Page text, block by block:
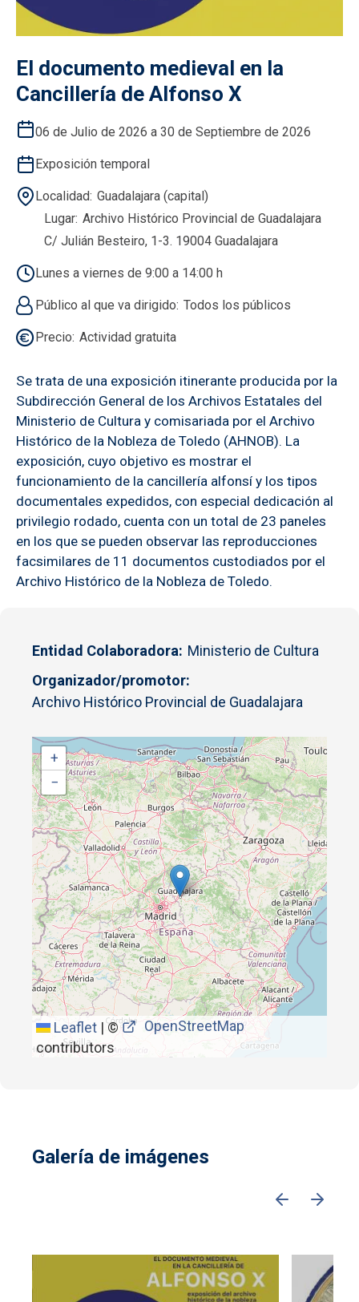
El documento medieval en la
Cancillería de Alfonso X
06 de Julio de 2026 a 30 de Septiembre de 2026
Exposición temporal
Localidad Guadalajara (capital)
Lugar Archivo Histórico Provincial de Guadalajara
C/ Julián Besteiro, 1-3. 19004 Guadalajara
Lunes a viernes de 9:00 a 14:00 h
Público al que va dirigido Todos los públicos
Precio Actividad gratuita
Se trata de una exposición itinerante producida por la
Subdirección General de los Archivos Estatales del
Ministerio de Cultura y comisariada por el Archivo
Histórico de la Nobleza de Toledo (AHNOB). La
exposición, cuyo objetivo es mostrar el
funcionamiento de la cancillería alfonsí y los tipos
documentales expedidos, con especial dedicación al
privilegio rodado, cuenta con un total de 23 paneles
en los que se pueden observar las reproducciones
facsimilares de 11 documentos custodiados por el
Archivo Histórico de la Nobleza de Toledo.
Entidad Colaboradora
Ministerio de Cultura
Organizador/promotor
Archivo Histórico Provincial de Guadalajara
+
−
Leaflet |©
OpenStreetMap
contributors
Galería de imágenes